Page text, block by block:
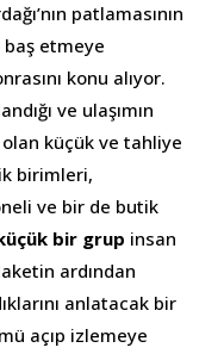
patlamasının
baş etmeye
konu alıyor.
ve ulaşımın
olan küçük ve tahliye
birimleri,
ve bir de butik
bir grup insan
ardından
anlatacak bir
açıp izlemeye